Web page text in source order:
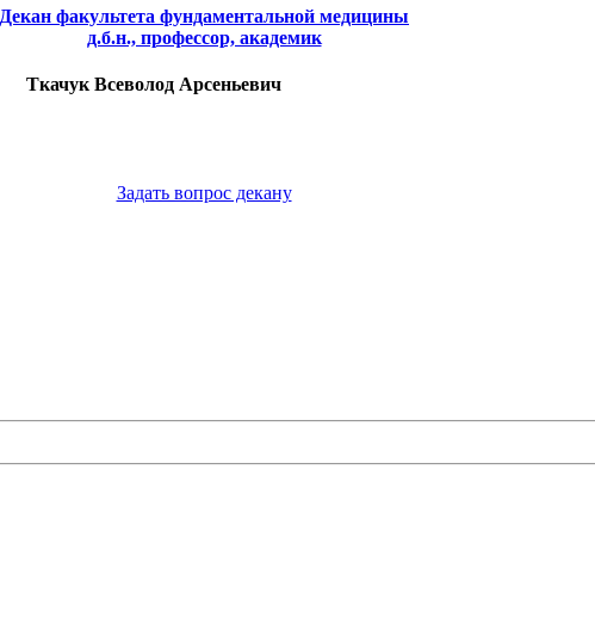
Декан факультета фундаментальной медицины
д.б.н., профессор, академик
Ткачук Всеволод Арсеньевич
Задать вопрос декану